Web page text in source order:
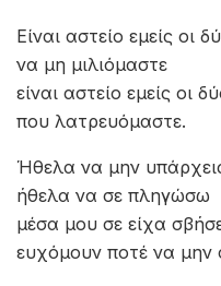
Είναι αστείο εμείς οι
να μη μιλιόμαστε
είναι αστείο εμείς οι
που λατρευόμαστε.
Ήθελα να μην
ήθελα να σε πληγώσω
μέσα μου σε είχα
ευχόμουν ποτέ να μην